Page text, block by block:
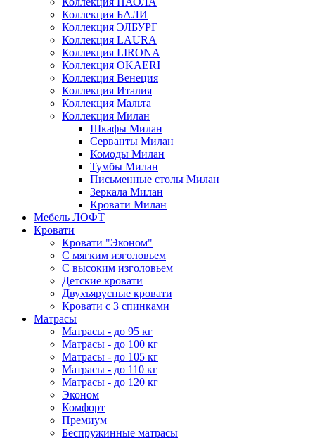
Коллекция БАЛИ
Коллекция ЭЛБУРГ
Коллекция LAURA
Коллекция LIRONA
Коллекция OKAERI
Коллекция Венеция
Коллекция Италия
Коллекция Мальта
Коллекция Милан
Шкафы Милан
Серванты Милан
Комоды Милан
Тумбы Милан
Письменные столы Милан
Зеркала Милан
Кровати Милан
Мебель ЛОФТ
Кровати
Кровати "Эконом"
С мягким изголовьем
С высоким изголовьем
Детские кровати
Двухъярусные кровати
Кровати с 3 спинками
Матрасы
Матрасы - до 95 кг
Матрасы - до 100 кг
Матрасы - до 105 кг
Матрасы - до 110 кг
Матрасы - до 120 кг
Эконом
Комфорт
Премиум
Беспружинные матрасы